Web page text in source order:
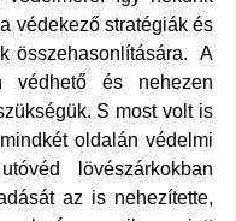
védekező stratégiák és
összehasonlítására.
A
védhető és nehezen
S most volt is
oldalán védelmi
lövészárkokban
az is nehezítette,